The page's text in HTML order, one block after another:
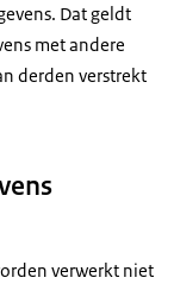
Dat geldt
met andere
derden verstrekt
verwerkt niet